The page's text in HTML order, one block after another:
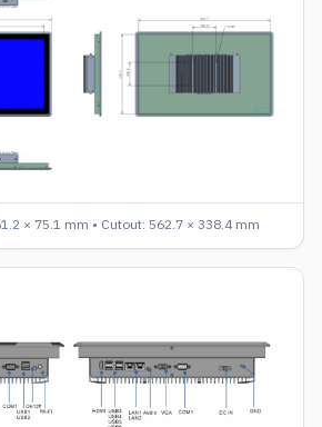
× 75.1 mm • Cutout: 562.7 × 338.4 mm